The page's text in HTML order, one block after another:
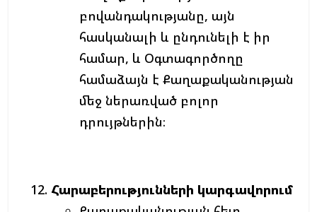
բովանդակությանը, այն
հասկանալի և ընդունելի է իր
համար, և Օգտագործողը
համաձայն է Քաղաքականության
մեջ ներառված բոլոր
դրույթներին։
Հարաբերությունների կարգավորում